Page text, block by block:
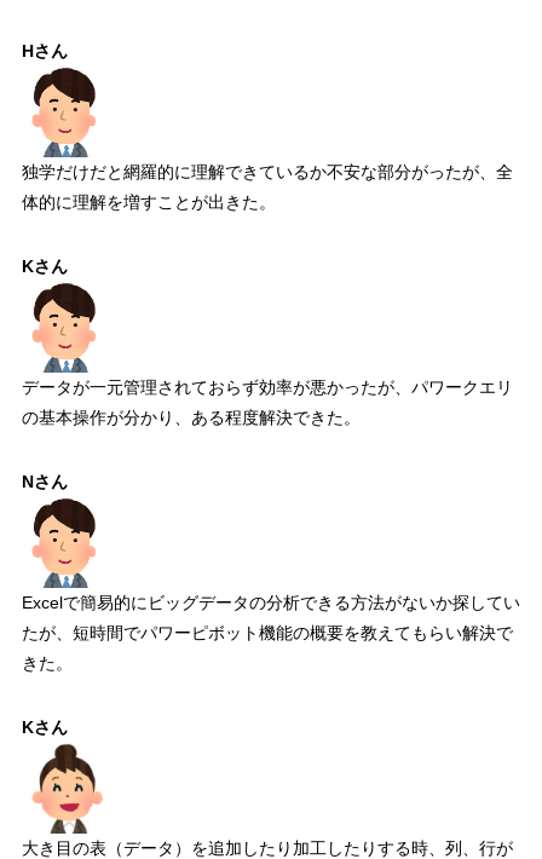
Hさん
独学だけだと網羅的に理解できているか不安な部分がったが、全
体的に理解を増すことが出きた。
Kさん
データが一元管理されておらず効率が悪かったが、パワークエリ
の基本操作が分かり、ある程度解決できた。
Nさん
Excelで簡易的にビッグデータの分析できる方法がないか探してい
たが、短時間でパワーピボット機能の概要を教えてもらい解決で
きた。
Kさん
大き目の表（データ）を追加したり加工したりする時、列、行が